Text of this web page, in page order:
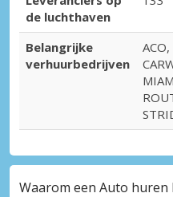
de luchthaven
Belangrijke
verhuurbedrijven
Waarom een Auto